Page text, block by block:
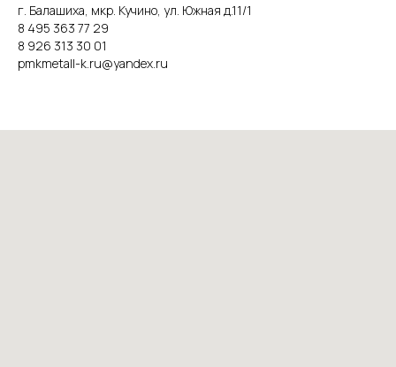
г. Балашиха, мкр. Кучино, ул. Южная д.11/1
8 495 363 77 29
8 926 313 30 01
pmkmetall-k.ru@yandex.ru